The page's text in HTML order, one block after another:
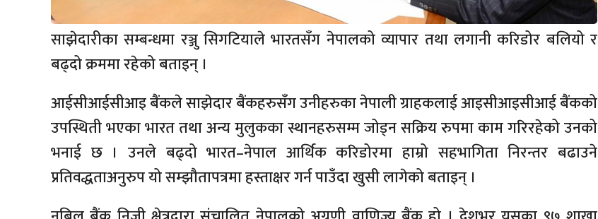
साझेदारीका सम्बन्धमा रञ्जु सिगटियाले भारतसँग नेपालको व्यापार तथा लगानी करिडोर बलियो र
बढ्दो क्रममा रहेको बताइन् ।
आईसीआईसीआइ बैंकले साझेदार बैंकहरुसँग उनीहरुका नेपाली ग्राहकलाई आइसीआइसीआई बैंकको
उपस्थिती भएका भारत तथा अन्य मुलुकका स्थानहरुसम्म जोड्न सक्रिय रुपमा काम गरिरहेको उनको
भनाई छ । उनले बढ्दो भारत–नेपाल आर्थिक करिडोरमा हाम्रो सहभागिता निरन्तर बढाउने
प्रतिवद्धताअनुरुप यो सम्झौतापत्रमा हस्ताक्षर गर्न पाउँदा खुसी लागेको बताइन् ।